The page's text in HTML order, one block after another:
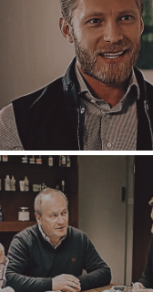
SAGTEWARE
TEGNOLOGIE
VERVOER
KANTORE
AMSTERDAM
AUSTIN
BARCELONA
KAAPSTAD
CORK
DENVER